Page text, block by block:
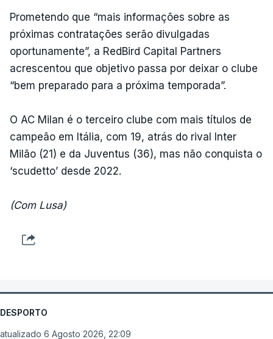
Prometendo que “mais informações sobre as
próximas contratações serão divulgadas
oportunamente”, a RedBird Capital Partners
acrescentou que objetivo passa por deixar o clube
“bem preparado para a próxima temporada”.
O AC Milan é o terceiro clube com mais títulos de
campeão em Itália, com 19, atrás do rival Inter
Milão (21) e da Juventus (36), mas não conquista o
‘scudetto’ desde 2022.
(Com Lusa)
DESPORTO
atualizado 6 Agosto 2026, 22:09